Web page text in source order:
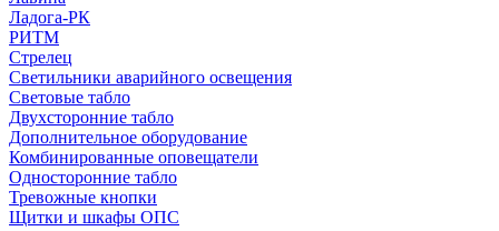
Ладога-РК
РИТМ
Стрелец
Светильники аварийного освещения
Световые табло
Двухсторонние табло
Дополнительное оборудование
Комбинированные оповещатели
Односторонние табло
Тревожные кнопки
Щитки и шкафы ОПС